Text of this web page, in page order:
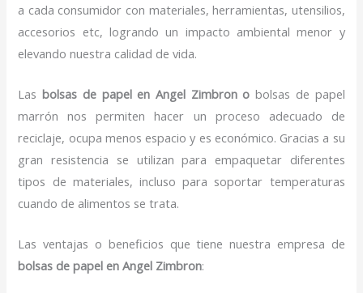
a cada consumidor con materiales, herramientas, utensilios,
accesorios etc, logrando un impacto ambiental menor y
elevando nuestra calidad de vida.
Lasbolsas de papel en Angel Zimbron o bolsas de papel
marrón nos permiten hacer un proceso adecuado de
reciclaje, ocupa menos espacio y es económico. Gracias a su
gran resistencia se utilizan para empaquetar diferentes
tipos de materiales, incluso para soportar temperaturas
cuando de alimentos se trata.
Las ventajas o beneficios que tiene nuestra empresa de
bolsas de papel en Angel Zimbron: